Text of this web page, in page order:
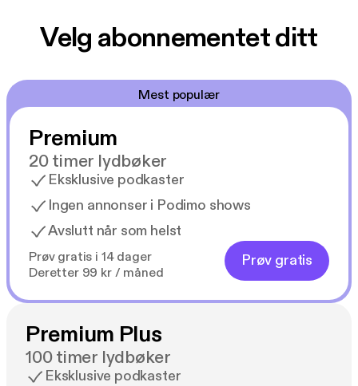
Velg abonnementet ditt
Mest populær
Premium
20 timer lydbøker
Eksklusive podkaster
Ingen annonser i Podimo shows
Avslutt når som helst
Prøv gratis i 14 dager
Deretter 99 kr / måned
Prøv gratis
Premium Plus
100 timer lydbøker
Eksklusive podkaster